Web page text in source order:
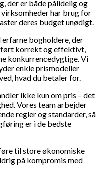
der er både pålidelig og
har brug for
deres budget unødigt.
bogholdere, der
korrekt og effektivt,
konkurrencedygtige. Vi
enkle prismodeller
hvad du betaler for.
ikke kun om pris – det
Vores team arbejder
regler og standarder, så
er i de bedste
til store økonomiske
på kompromis med